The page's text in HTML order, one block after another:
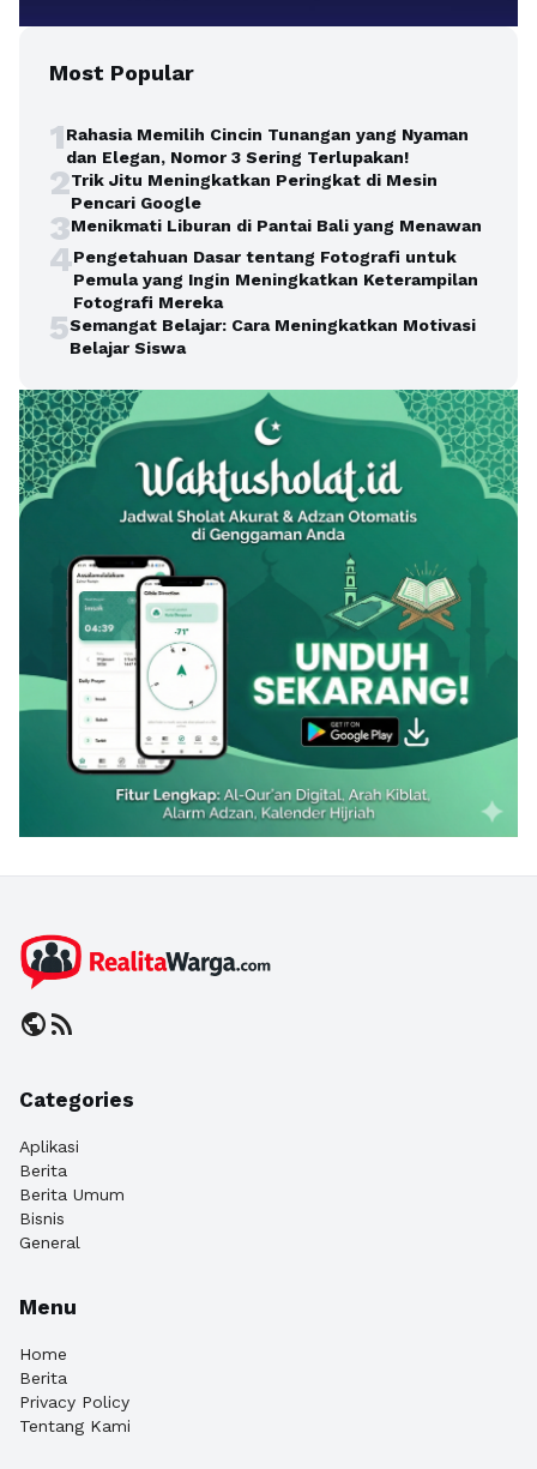
Most Popular
1Rahasia Memilih Cincin Tunangan yang Nyaman
dan Elegan, Nomor 3 Sering Terlupakan!
2Trik Jitu Meningkatkan Peringkat di Mesin
Pencari Google
3Menikmati Liburan di Pantai Bali yang Menawan
4Pengetahuan Dasar tentang Fotografi untuk
Pemula yang Ingin Meningkatkan Keterampilan
Fotografi Mereka
5Semangat Belajar: Cara Meningkatkan Motivasi
Belajar Siswa
publicrss_feed
Categories
Aplikasi
Berita
Berita Umum
Bisnis
General
Menu
Home
Berita
Privacy Policy
Tentang Kami